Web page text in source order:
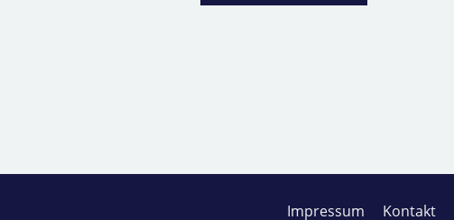
Impressum Kontakt